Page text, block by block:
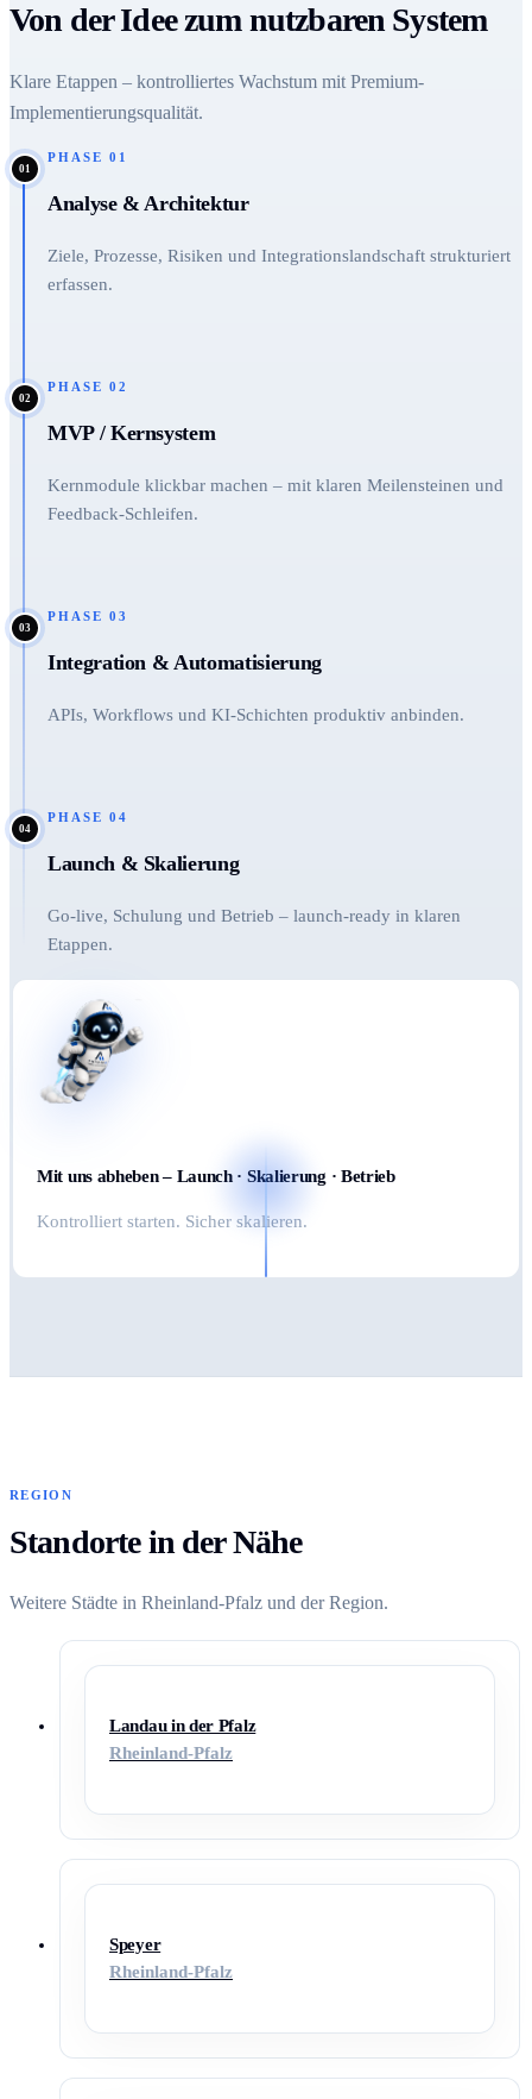
Von der Idee zum nutzbaren System
Klare Etappen – kontrolliertes Wachstum mit Premium-
Implementierungsqualität.
01
PHASE 01
Analyse & Architektur
Ziele, Prozesse, Risiken und Integrationslandschaft strukturiert
erfassen.
02
PHASE 02
MVP / Kernsystem
Kernmodule klickbar machen – mit klaren Meilensteinen und
Feedback-Schleifen.
03
PHASE 03
Integration & Automatisierung
APIs, Workflows und KI-Schichten produktiv anbinden.
04
PHASE 04
Launch & Skalierung
Go-live, Schulung und Betrieb – launch-ready in klaren
Etappen.
Mit uns abheben – Launch · Skalierung · Betrieb
Kontrolliert starten. Sicher skalieren.
REGION
Standorte in der Nähe
Weitere Städte in Rheinland-Pfalz und der Region.
Landau in der Pfalz
Rheinland-Pfalz
Speyer
Rheinland-Pfalz